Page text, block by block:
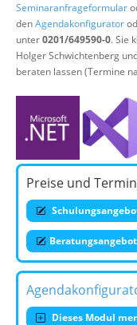
Seminaranfrageformular
denAgendakonfigurator
unter0201/649590-0. Sie
Holger Schwichtenberg
beraten lassen (Termine
Preise und
Dieses Modul